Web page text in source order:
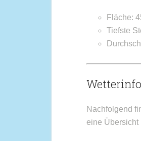
Fläche:
Tiefste
Nachfolgend
eine Übersicht